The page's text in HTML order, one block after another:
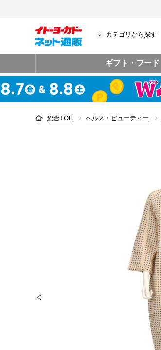
カテゴリから探す
ギフト・フード
総合TOP ヘルス・ビューティー